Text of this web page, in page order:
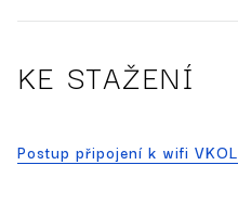
KE STAŽENÍ
Postup připojení k wifi VKOL